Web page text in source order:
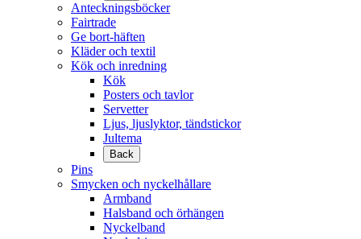
Anteckningsböcker
Fairtrade
Ge bort-häften
Kläder och textil
Kök och inredning
Kök
Posters och tavlor
Servetter
Ljus, ljuslyktor, tändstickor
Jultema
Back
Pins
Smycken och nyckelhållare
Armband
Halsband och örhängen
Nyckelband